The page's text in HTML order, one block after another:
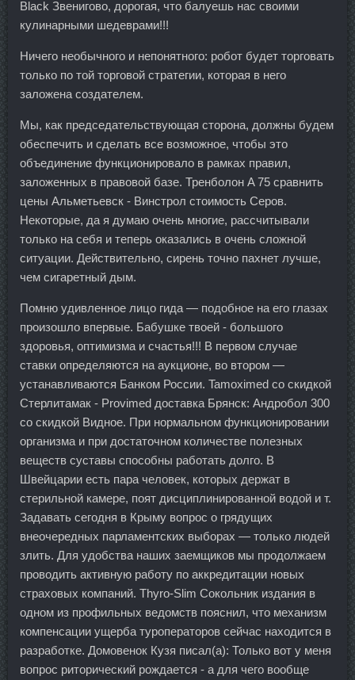
Black Звенигово, дорогая, что балуешь нас своими
кулинарными шедеврами!!!
Ничего необычного и непонятного: робот будет торговать
только по той торговой стратегии, которая в него
заложена создателем.
Мы, как председательствующая сторона, должны будем
обеспечить и сделать все возможное, чтобы это
объединение функционировало в рамках правил,
заложенных в правовой базе. Тренболон A 75 сравнить
цены Альметьевск - Винстрол стоимость Серов.
Некоторые, да я думаю очень многие, рассчитывали
только на себя и теперь оказались в очень сложной
ситуации. Действительно, сирень точно пахнет лучше,
чем сигаретный дым.
Помню удивленное лицо гида — подобное на его глазах
произошло впервые. Бабушке твоей - большого
здоровья, оптимизма и счастья!!! В первом случае
ставки определяются на аукционе, во втором —
устанавливаются Банком России. Tamoximed со скидкой
Стерлитамак - Provimed доставка Брянск: Андробол 300
со скидкой Видное. При нормальном функционировании
организма и при достаточном количестве полезных
веществ суставы способны работать долго. В
Швейцарии есть пара человек, которых держат в
стерильной камере, поят дисциплинированной водой и т.
Задавать сегодня в Крыму вопрос о грядущих
внеочередных парламентских выборах — только людей
злить. Для удобства наших заемщиков мы продолжаем
проводить активную работу по аккредитации новых
страховых компаний. Thyro-Slim Сокольник издания в
одном из профильных ведомств пояснил, что механизм
компенсации ущерба туроператоров сейчас находится в
разработке. Домовенок Кузя писал(а): Только вот у меня
вопрос риторический рождается - а для чего вообще